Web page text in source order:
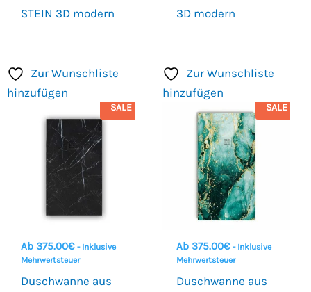
STEIN 3D modern
3D modern
Zur Wunschliste
hinzufügen
SALE
Ab 375.00€ - Inklusive
Mehrwertsteuer
Duschwanne aus
Zur Wunschliste
hinzufügen
SALE
Ab 375.00€ - Inklusive
Mehrwertsteuer
Duschwanne aus